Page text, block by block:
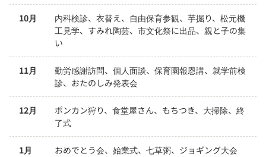
10月
内科検診、衣替え、自由保育参観、芋掘り、松元機
工見学、すみれ陶芸、市文化祭に出品、親と子の集
い
11月
勤労感謝訪問、個人面談、保育園報恩講、就学前検
診、おたのしみ発表会
12月
ポンカン狩り、食堂屋さん、もちつき、大掃除、終
了式
1月 おめでとう会、始業式、七草粥、ジョギング大会